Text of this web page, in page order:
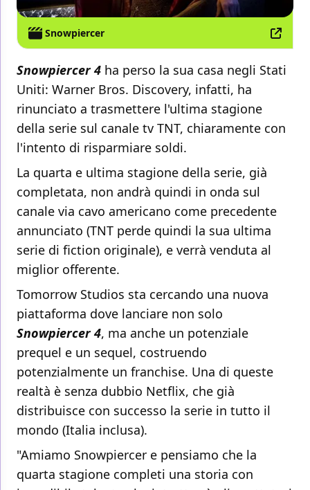
Snowpiercer
Snowpiercer 4 ha perso la sua casa negli Stati
Uniti: Warner Bros. Discovery, infatti, ha
rinunciato a trasmettere l'ultima stagione
della serie sul canale tv TNT, chiaramente con
l'intento di risparmiare soldi.
La quarta e ultima stagione della serie, già
completata, non andrà quindi in onda sul
canale via cavo americano come precedente
annunciato (TNT perde quindi la sua ultima
serie di fiction originale), e verrà venduta al
miglior offerente.
Tomorrow Studios sta cercando una nuova
piattaforma dove lanciare non solo
Snowpiercer 4, ma anche un potenziale
prequel e un sequel, costruendo
potenzialmente un franchise. Una di queste
realtà è senza dubbio Netflix, che già
distribuisce con successo la serie in tutto il
mondo (Italia inclusa).
"Amiamo Snowpiercer e pensiamo che la
quarta stagione completi una storia con